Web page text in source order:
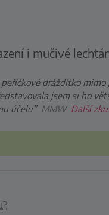
i mučivé
dráždítko
jsem si ho
účelu” MMW Další